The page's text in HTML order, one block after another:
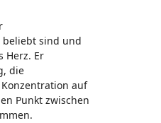
beliebt sind und
Herz. Er
die
auf
Punkt zwischen